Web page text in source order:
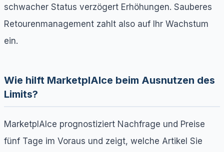
schwacher Status verzögert Erhöhungen. Sauberes
Retourenmanagement zahlt also auf Ihr Wachstum
ein.
Wie hilft MarketplAIce beim Ausnutzen des
Limits?
MarketplAIce prognostiziert Nachfrage und Preise
fünf Tage im Voraus und zeigt, welche Artikel Sie